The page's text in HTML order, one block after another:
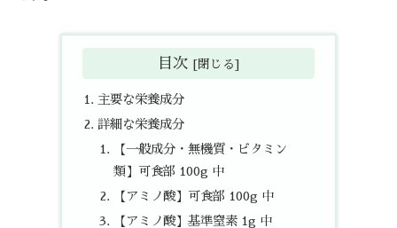
目次
主要な栄養成分
詳細な栄養成分
【一般成分・無機質・ビタミン
類】可食部 100g 中
【アミノ酸】可食部 100g 中
【アミノ酸】基準窒素 1g 中